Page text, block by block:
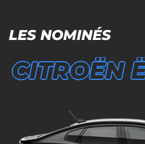
LES NOMINÉS
CITROËN